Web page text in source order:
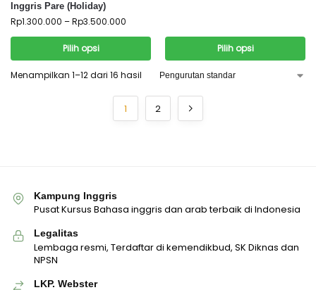
Inggris Pare (Holiday)
Rp1.300.000 –Rp3.500.000
Pilih opsi Pilih opsi
Menampilkan 1–12 dari 16 hasil
1 2
Kampung Inggris
Pusat Kursus Bahasa inggris dan arab terbaik di Indonesia
Legalitas
Lembaga resmi, Terdaftar di kemendikbud, SK Diknas dan
NPSN
LKP. Webster